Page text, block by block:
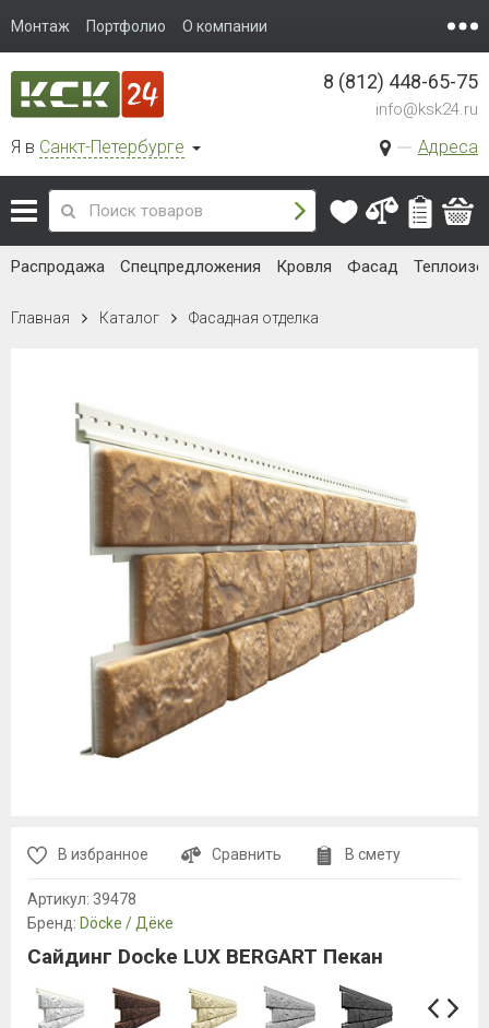
Монтаж Портфолио О компании
Я в Санкт-Петербурге Адреса
8 (812) 448-65-75
info@ksk24.ru
Распродажа Спецпредложения Кровля Фасад
Главная Каталог Фасадная отделка
В избранное Сравнить В смету
Артикул: 39478
Бренд: Döcke / Дёке
Сайдинг Docke LUX BERGART Пекан